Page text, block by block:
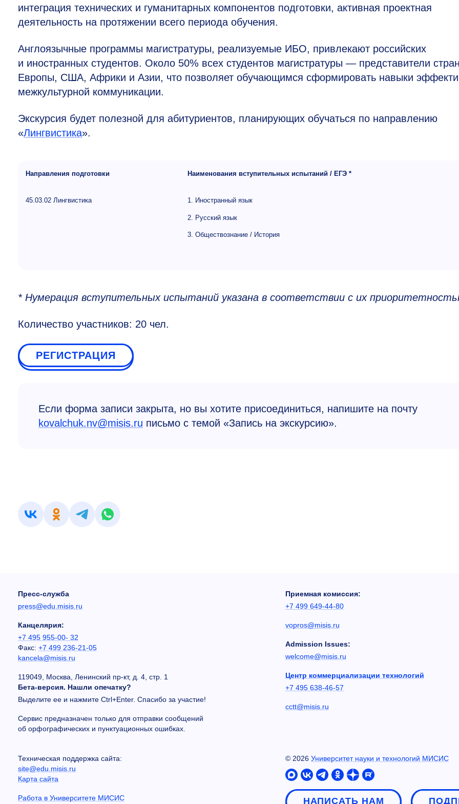
интеграция технических и гуманитарных компонентов подготовки, активная проектная
деятельность на протяжении всего периода обучения.
Англоязычные программы магистратуры, реализуемые ИБО, привлекают российских
и иностранных студентов. Около 50% всех студентов магистратуры — представители
Европы, США, Африки и Азии, что позволяет обучающимся сформировать навыки
межкультурной коммуникации.
Экскурсия будет полезной для абитуриентов, планирующих обучаться по направлению
«Лингвистика».
Направления подготовки Наименования вступительных испытаний / ЕГЭ *
45.03.02 Лингвистика 1. Иностранный язык
2. Русский язык
3. Обществознание / История
* Нумерация вступительных испытаний указана в соответствии с их
Количество участников: 20 чел.
РЕГИСТРАЦИЯ
Если форма записи закрыта, но вы хотите присоединиться, напишите на почту
kovalchuk.nv@misis.ru письмо с темой «Запись на экскурсию».
Пресс-служба
press@edu.misis.ru
Канцелярия:
+7 495 955-00- 32
Факс: +7 499 236-21-05
kancela@misis.ru
119049, Москва, Ленинский пр-кт, д. 4, стр. 1
Бета-версия. Нашли опечатку?
Выделите ее и нажмите Ctrl+Enter. Спасибо за участие!
Сервис предназначен только для отправки сообщений
об орфографических и пунктуационных ошибках.
Приемная комиссия:
+7 499 649-44-80
vopros@misis.ru
Admission Issues:
welcome@misis.ru
Центр коммерциализации технологий
+7 495 638-46-57
cctt@misis.ru
Техническая поддержка сайта:
site@edu.misis.ru
Карта сайта
Работа в Университете МИСИС
© 2026 Университет науки и технологий МИСИС
НАПИСАТЬ НАМ